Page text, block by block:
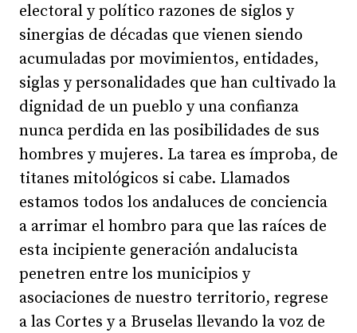
electoral y político razones de siglos y
sinergias de décadas que vienen siendo
acumuladas por movimientos, entidades,
siglas y personalidades que han cultivado la
dignidad de un pueblo y una confianza
nunca perdida en las posibilidades de sus
hombres y mujeres. La tarea es ímproba, de
titanes mitológicos si cabe. Llamados
estamos todos los andaluces de conciencia
a arrimar el hombro para que las raíces de
esta incipiente generación andalucista
penetren entre los municipios y
asociaciones de nuestro territorio, regrese
a las Cortes y a Bruselas llevando la voz de